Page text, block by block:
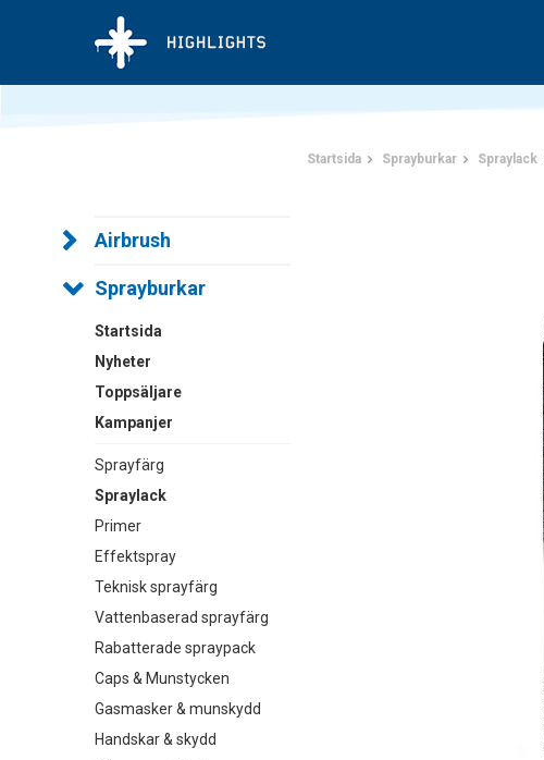
Airbrush
Sprayburkar
Startsida
Nyheter
Toppsäljare
Kampanjer
Sprayfärg
Spraylack
Primer
Effektspray
Teknisk sprayfärg
Vattenbaserad sprayfärg
Rabatterade spraypack
Caps & Munstycken
Gasmasker & munskydd
Handskar & skydd
Startsida Sprayburkar Spraylack